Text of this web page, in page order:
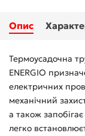
Опис
Термоусадочна
ENERGIO
електричних
механічний
а також
легко